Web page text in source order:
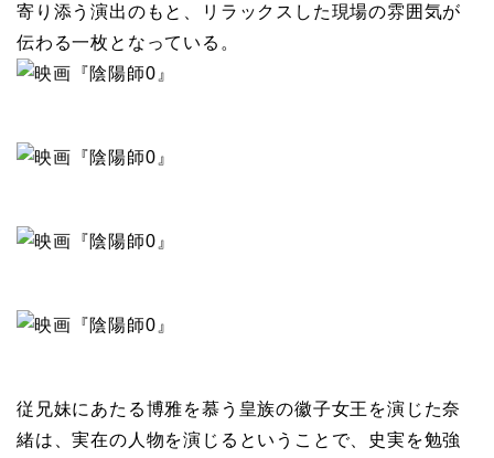
寄り添う演出のもと、リラックスした現場の雰囲気が
伝わる一枚となっている。
従兄妹にあたる博雅を慕う皇族の徽子女王を演じた奈
緒は、実在の人物を演じるということで、史実を勉強